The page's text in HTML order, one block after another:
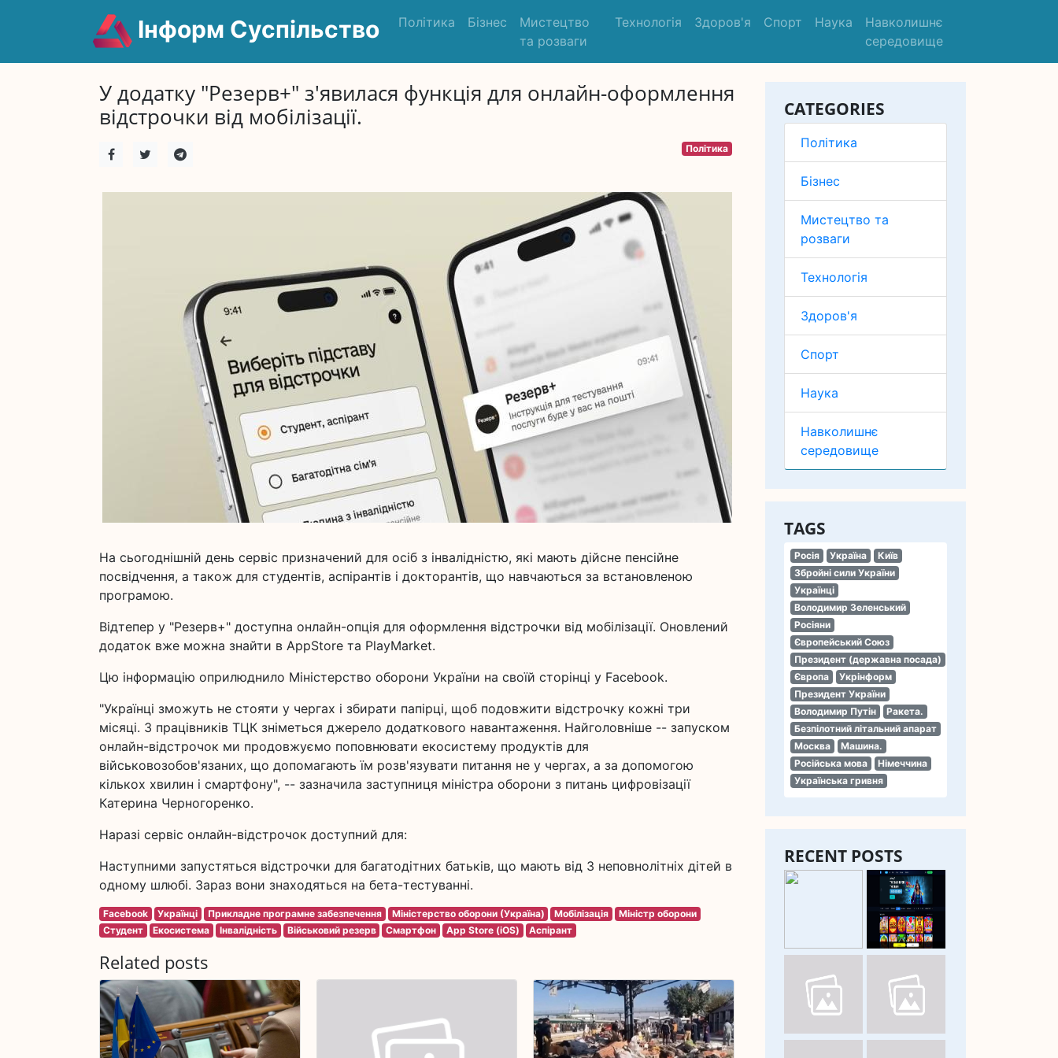
Інформ Суспільство Політика Бізнес
Мистецтво
та розваги
Технологія Здоров'я Спорт Наука
Навколишнє
середовище
CATEGORIES
Політика
Бізнес
Мистецтво та
розваги
Технологія
Здоров'я
Спорт
Наука
Навколишнє
середовище
TAGS
Росія Україна
Київ
Збройні сили України
Українці
Володимир Зеленський
Росіяни
Європейський Союз
Президент (державна посада)
Європа
Укрінформ
Президент України
Володимир Путін
Ракета.
Безпілотний літальний апарат
Москва
Машина.
Російська мова
Німеччина
Українська гривня
RECENT POSTS
У додатку "Резерв+" з'явилася функція для онлайн-оформлення
відстрочки від мобілізації.
Політика
На сьогоднішній день сервіс призначений для осіб з інвалідністю, які мають дійсне пенсійне
посвідчення, а також для студентів, аспірантів і докторантів, що навчаються за встановленою
програмою.
Відтепер у "Резерв+" доступна онлайн-опція для оформлення відстрочки від мобілізації. Оновлений
додаток вже можна знайти в AppStore та PlayMarket.
Цю інформацію оприлюднило Міністерство оборони України на своїй сторінці у Facebook.
"Українці зможуть не стояти у чергах і збирати папірці, щоб подовжити відстрочку кожні три
місяці. З працівників ТЦК зніметься джерело додаткового навантаження. Найголовніше -- запуском
онлайн-відстрочок ми продовжуємо поповнювати екосистему продуктів для
військовозобов'язаних, що допомагають їм розв'язувати питання не у чергах, а за допомогою
кількох хвилин і смартфону", -- зазначила заступниця міністра оборони з питань цифровізації
Катерина Черногоренко.
Наразі сервіс онлайн-відстрочок доступний для:
Наступними запустяться відстрочки для багатодітних батьків, що мають від 3 неповнолітніх дітей в
одному шлюбі. Зараз вони знаходяться на бета-тестуванні.
Facebook Українці Прикладне програмне забезпечення Міністерство оборони (Україна) Мобілізація
Міністр оборони
Студент
Екосистема Інвалідність Військовий резерв Смартфон App Store (iOS) Аспірант
Related posts